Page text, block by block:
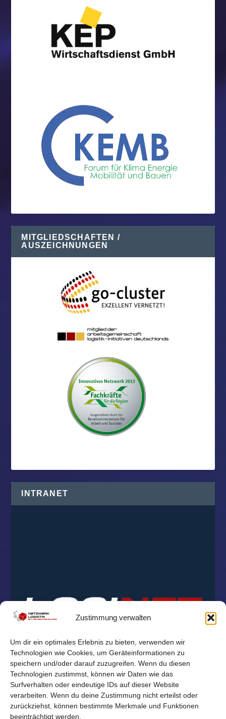
Zustimmung verwalten
Um dir ein optimales Erlebnis zu bieten, verwenden wir
Technologien wie Cookies, um Geräteinformationen zu
speichern und/oder darauf zuzugreifen. Wenn du diesen
Technologien zustimmst, können wir Daten wie das
Surfverhalten oder eindeutige IDs auf dieser Website
verarbeiten. Wenn du deine Zustimmung nicht erteilst oder
zurückziehst, können bestimmte Merkmale und Funktionen
beeinträchtigt werden.
MITGLIEDSCHAFTEN /
AUSZEICHNUNGEN
INTRANET